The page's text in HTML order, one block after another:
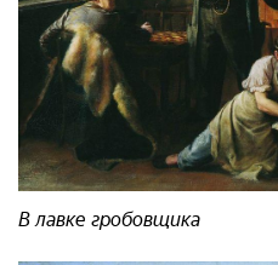
В лавке гробовщика